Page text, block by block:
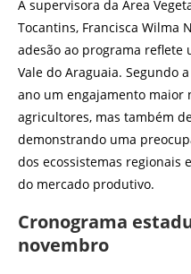
A supervisora da Área
Tocantins, Francisca Wilma
adesão ao programa
Vale do Araguaia. Segundo
ano um engajamento maior
agricultores, mas também
demonstrando uma
dos ecossistemas regionais
do mercado produtivo.
Cronograma
novembro